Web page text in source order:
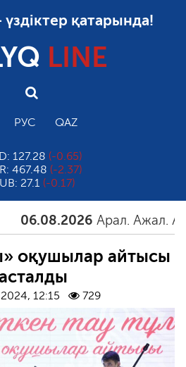
қатарында!
LINE
РУС QAZ
127.28 (-0.65)
467.48 (-2.37)
27.1 (-0.17)
06.08.2026 Арал. Ажал. Айғақ
оқушылар айтысы
12:15 729